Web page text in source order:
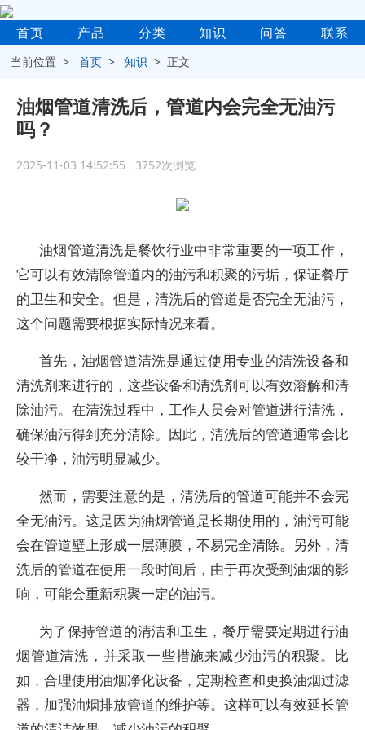
首页 产品 分类 知识 问答 联系
当前位置 >首页 >知识 > 正文
油烟管道清洗后，管道内会完全无油污
吗？
2025-11-03 14:52:55 3752次浏览
油烟管道清洗是餐饮行业中非常重要的一项工作，
它可以有效清除管道内的油污和积聚的污垢，保证餐厅
的卫生和安全。但是，清洗后的管道是否完全无油污，
这个问题需要根据实际情况来看。
首先，油烟管道清洗是通过使用专业的清洗设备和
清洗剂来进行的，这些设备和清洗剂可以有效溶解和清
除油污。在清洗过程中，工作人员会对管道进行清洗，
确保油污得到充分清除。因此，清洗后的管道通常会比
较干净，油污明显减少。
然而，需要注意的是，清洗后的管道可能并不会完
全无油污。这是因为油烟管道是长期使用的，油污可能
会在管道壁上形成一层薄膜，不易完全清除。另外，清
洗后的管道在使用一段时间后，由于再次受到油烟的影
响，可能会重新积聚一定的油污。
为了保持管道的清洁和卫生，餐厅需要定期进行油
烟管道清洗，并采取一些措施来减少油污的积聚。比
如，合理使用油烟净化设备，定期检查和更换油烟过滤
器，加强油烟排放管道的维护等。这样可以有效延长管